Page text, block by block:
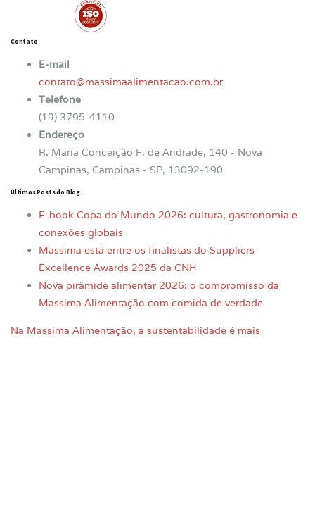
Contato
E-mail
contato@massimaalimentacao.com.br
Telefone
(19) 3795-4110
Endereço
R. Maria Conceição F. de Andrade, 140 - Nova
Campinas, Campinas - SP, 13092-190
Últimos Posts do Blog
E-book Copa do Mundo 2026: cultura, gastronomia e
conexões globais
Massima está entre os finalistas do Suppliers
Excellence Awards 2025 da CNH
Nova pirâmide alimentar 2026: o compromisso da
Massima Alimentação com comida de verdade
Na Massima Alimentação, a sustentabilidade é mais